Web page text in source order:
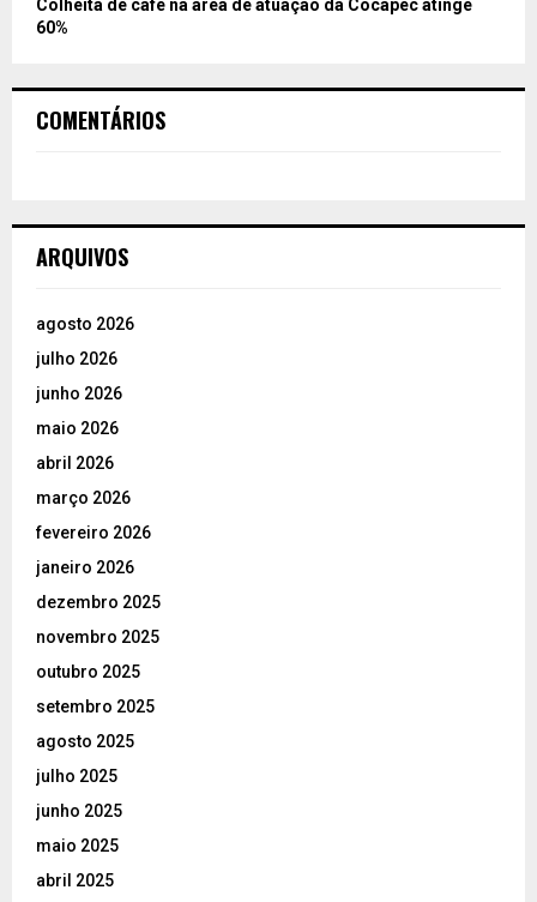
Colheita de café na área de atuação da Cocapec atinge
60%
COMENTÁRIOS
ARQUIVOS
agosto 2026
julho 2026
junho 2026
maio 2026
abril 2026
março 2026
fevereiro 2026
janeiro 2026
dezembro 2025
novembro 2025
outubro 2025
setembro 2025
agosto 2025
julho 2025
junho 2025
maio 2025
abril 2025